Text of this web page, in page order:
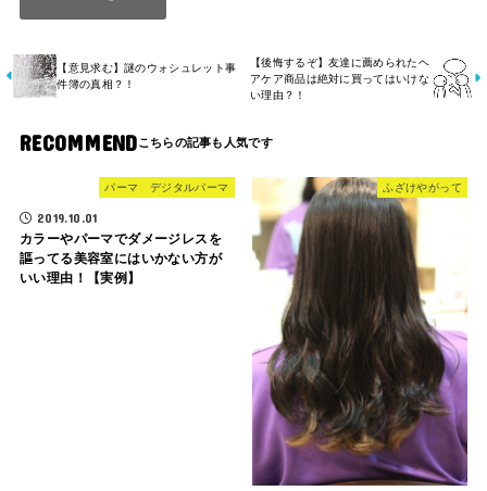
【意見求む】謎のウォシュレット事
件簿の真相？！
【後悔するぞ】友達に薦められたヘ
アケア商品は絶対に買ってはいけな
い理由？！
RECOMMEND
パーマ デジタルパーマ
2019.10.01
カラーやパーマでダメージレスを
謳ってる美容室にはいかない方が
いい理由！【実例】
ふざけやがって